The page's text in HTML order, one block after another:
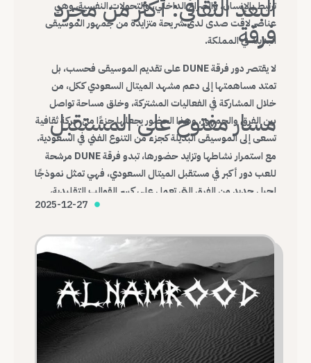
ترتبط بالإنسان، والصراع الداخلي، والتحولات النفسية، وهي
عناصر لاقت صدى لدى شريحة متزايدة من جمهور الموسيقى
البديلة في المملكة.
البعد الثقافي: أكثر من مجرد
فرقة
لا يقتصر دور فرقة DUNE على تقديم الموسيقى فحسب، بل
تمتد مساهمتها إلى دعم مشهد الميتال السعودي ككل، من
خلال المشاركة في الفعاليات المشتركة، وخلق مساحة تواصل
بين الفرق والجمهور، وهذا الحضور يجعلها جزءًا من حركة ثقافية
تسعى إلى الموسيقى البديلة كجزء من التنوع الفني في السعودية.
مسار مفتوح على المستقبل
مع استمرار نشاطها وتزايد حضورها، تبدو فرقة DUNE مرشحة
للعب دور أكبر في مستقبل الميتال السعودي، فهي تمثل نموذجًا
لجيل جديد من الفرق التي تعمل على كسر القوالب التقليدية،
وبناء هوية موسيقية محلية قادرة على التواصل مع العالم.
2025-12-27